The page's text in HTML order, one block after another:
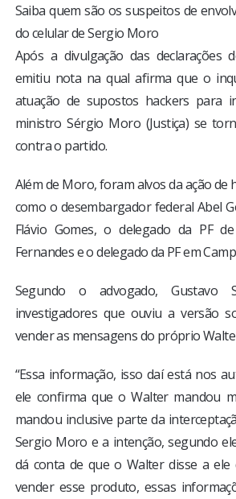
Saiba quem são os suspeitos de
do celular de Sergio Moro
Após a divulgação das declarações
emitiu nota na qual afirma que o
atuação de supostos hackers para
ministro Sérgio Moro (Justiça) se
contra o partido.
Além de Moro, foram alvos da ação de
como o desembargador federal Abel
Flávio Gomes, o delegado da PF
Fernandes e o delegado da PF em
Segundo o advogado, Gustavo
investigadores que ouviu a versão
vender as mensagens do próprio
“Essa informação, isso daí está nos
ele confirma que o Walter mandou
mandou inclusive parte da
Sergio Moro e a intenção, segundo
dá conta de que o Walter disse a
vender esse produto, essas